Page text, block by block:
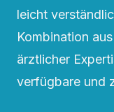
leicht
Kombination
ärztlicher
verfügbare und